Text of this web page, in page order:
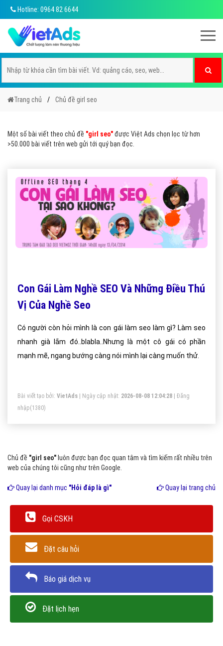
Hotline: 0964 82 6644
Trang chủ Chủ đề girl seo
Một số bài viết theo chủ đề "girl seo"được Việt Ads chọn lọc từ hơn
>50.000 bài viết trên web gửi tới quý bạn đọc.
Con Gái Làm Nghề SEO Và Những Điều Thú
Vị Của Nghề Seo
Có người còn hỏi mình là con gái làm seo làm gì? Làm seo
nhanh già lắm đó..blabla..Nhưng là một cô gái có phần
mạnh mẽ, ngang bướng càng nói mình lại càng muốn thử.
Bài viết tạo bởi: VietAds | Ngày cập nhật: 2026-08-08 12:04:28
Đăng
nhập(1380)
Chủ đề "girl seo" luôn được bạn đọc quan tâm và tìm kiếm rất nhiều trên
web của chúng tôi cũng như trên Google.
Quay lại danh mục "Hỏi đáp là gì" Quay lại trang chủ
Gọi CSKH
Đặt câu hỏi
Báo giá dịch vụ
Đặt lịch hẹn